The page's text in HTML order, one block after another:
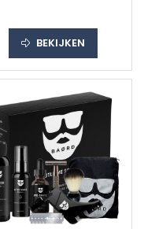
BEKIJKEN